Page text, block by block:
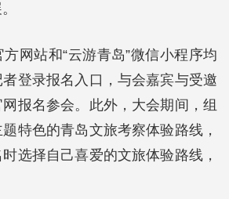
网站和“云游青岛”微信小程序均
登录报名入口，与会嘉宾与受邀
报名参会。此外，大会期间，组
特色的青岛文旅考察体验路线，
选择自己喜爱的文旅体验路线，